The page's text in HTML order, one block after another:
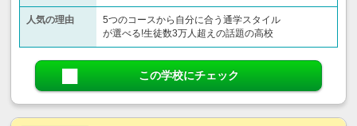
人気の理由
5つのコースから自分に合う通学スタイル
が選べる!生徒数3万人超えの話題の高校
この学校にチェック